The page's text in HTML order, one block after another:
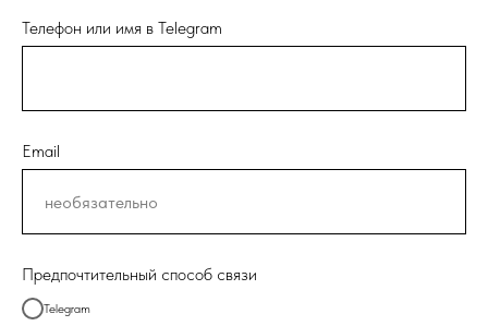
Телефон или имя в Telegram
Email
Предпочтительный способ связи
Telegram